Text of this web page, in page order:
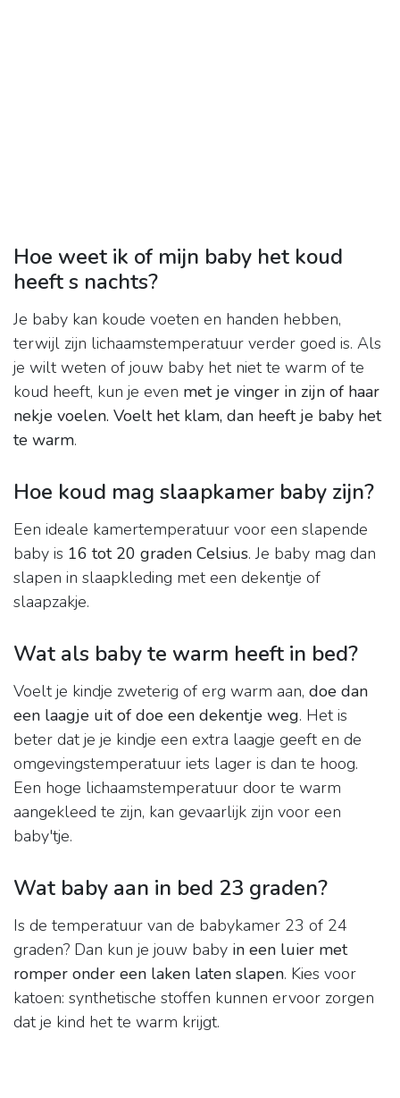
Hoe weet ik of mijn baby het koud
heeft s nachts?
Je baby kan koude voeten en handen hebben,
terwijl zijn lichaamstemperatuur verder goed is. Als
je wilt weten of jouw baby het niet te warm of te
koud heeft, kun je even met je vinger in zijn of haar
nekje voelen. Voelt het klam, dan heeft je baby het
te warm.
Hoe koud mag slaapkamer baby zijn?
Een ideale kamertemperatuur voor een slapende
baby is 16 tot 20 graden Celsius. Je baby mag dan
slapen in slaapkleding met een dekentje of
slaapzakje.
Wat als baby te warm heeft in bed?
Voelt je kindje zweterig of erg warm aan, doe dan
een laagje uit of doe een dekentje weg. Het is
beter dat je je kindje een extra laagje geeft en de
omgevingstemperatuur iets lager is dan te hoog.
Een hoge lichaamstemperatuur door te warm
aangekleed te zijn, kan gevaarlijk zijn voor een
baby'tje.
Wat baby aan in bed 23 graden?
Is de temperatuur van de babykamer 23 of 24
graden? Dan kun je jouw baby in een luier met
romper onder een laken laten slapen. Kies voor
katoen: synthetische stoffen kunnen ervoor zorgen
dat je kind het te warm krijgt.